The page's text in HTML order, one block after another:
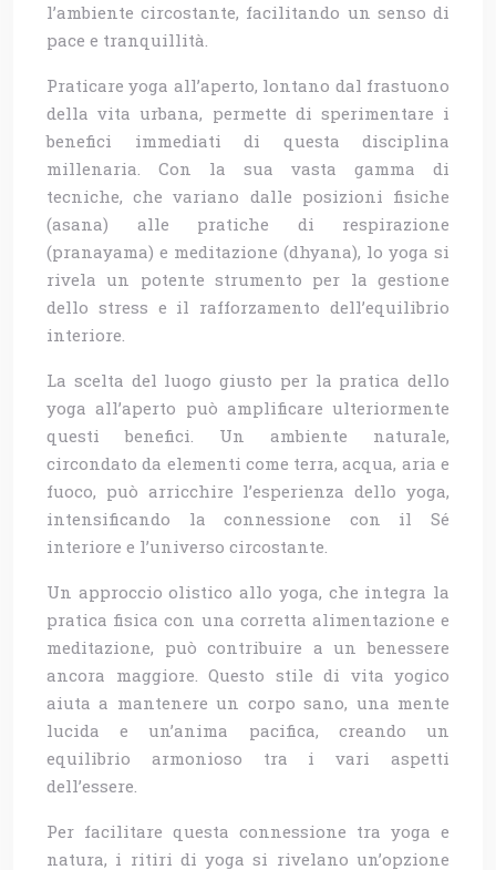
l’ambiente circostante, facilitando un senso di
pace e tranquillità.
Praticare yoga all’aperto, lontano dal frastuono
della vita urbana, permette di sperimentare i
benefici immediati di questa disciplina
millenaria. Con la sua vasta gamma di
tecniche, che variano dalle posizioni fisiche
(asana) alle pratiche di respirazione
(pranayama) e meditazione (dhyana), lo yoga si
rivela un potente strumento per la gestione
dello stress e il rafforzamento dell’equilibrio
interiore.
La scelta del luogo giusto per la pratica dello
yoga all’aperto può amplificare ulteriormente
questi benefici. Un ambiente naturale,
circondato da elementi come terra, acqua, aria e
fuoco, può arricchire l’esperienza dello yoga,
intensificando la connessione con il Sé
interiore e l’universo circostante.
Un approccio olistico allo yoga, che integra la
pratica fisica con una corretta alimentazione e
meditazione, può contribuire a un benessere
ancora maggiore. Questo stile di vita yogico
aiuta a mantenere un corpo sano, una mente
lucida e un’anima pacifica, creando un
equilibrio armonioso tra i vari aspetti
dell’essere.
Per facilitare questa connessione tra yoga e
natura, i ritiri di yoga si rivelano un’opzione